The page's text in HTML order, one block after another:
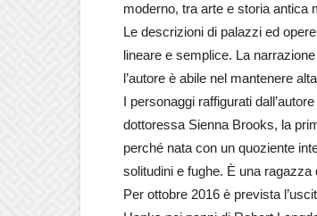
moderno, tra arte e storia antica
Le descrizioni di palazzi ed
lineare e semplice. La
l’autore è abile nel mantenere
I personaggi raffigurati
dottoressa Sienna Brooks, la
perché nata con un quoziente
solitudini e fughe. È una
Per ottobre 2016 è prevista